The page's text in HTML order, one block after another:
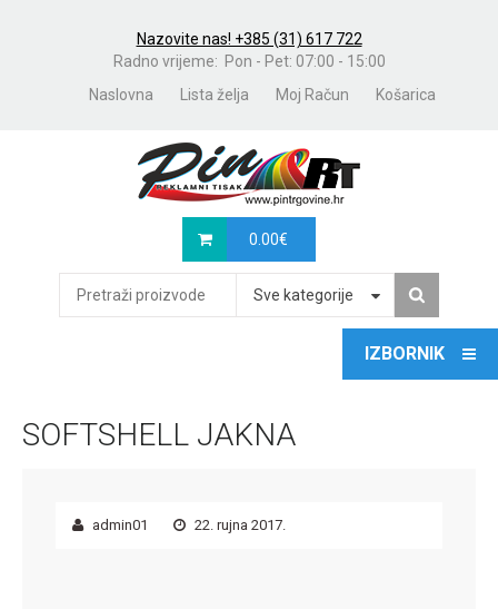
Nazovite nas! +385 (31) 617 722
Radno vrijeme: Pon - Pet: 07:00 - 15:00
Naslovna
Lista želja Moj Račun Košarica
0.00€
Sve kategorije
SOFTSHELL JAKNA
admin01 22. rujna 2017.